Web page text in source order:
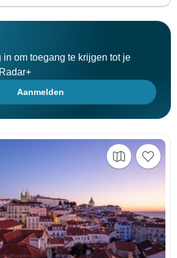
in om toegang te krijgen tot je
Aanmelden